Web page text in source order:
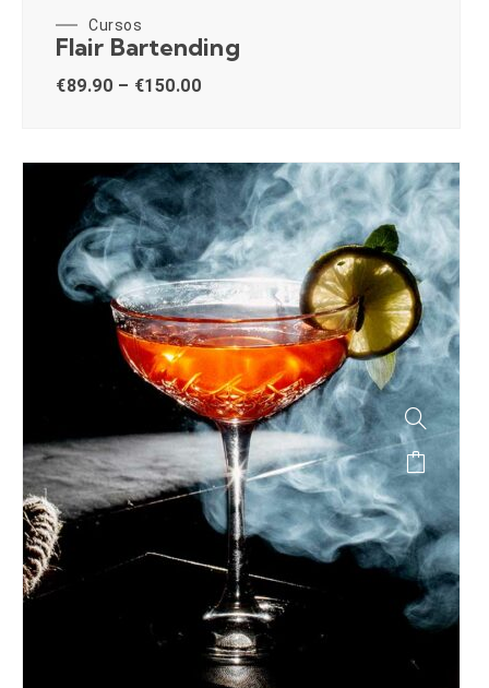
Cursos
Flair Bartending
€89.90 – €150.00